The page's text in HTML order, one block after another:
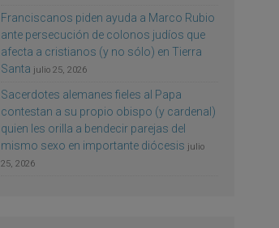
Franciscanos piden ayuda a Marco Rubio
ante persecución de colonos judíos que
afecta a cristianos (y no sólo) en Tierra
Santa julio 25, 2026
Sacerdotes alemanes fieles al Papa
contestan a su propio obispo (y cardenal)
quien les orilla a bendecir parejas del
mismo sexo en importante diócesis julio
25, 2026